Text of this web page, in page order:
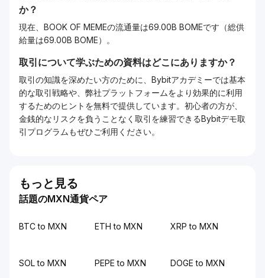
か？
現在、BOOK OF MEMEの流通量は69.00B BOMEです（総供
給量は69.00B BOME）。
取引について学ぶための資料はどこにありますか？
取引の知識を深めたい方のために、Bybitアカデミーでは基本
的な取引戦略や、弊社プラットフォームをより効果的に利用
するためのヒントを無料で提供しています。初心者の方が、
金銭的なリスクを負うことなく取引を練習できるBybitデモ取
引プログラムもぜひご利用ください。
もっと見る
話題のMXN通貨ペア
BTC to MXN ETH to MXN XRP to MXN
SOL to MXN PEPE to MXN DOGE to MXN